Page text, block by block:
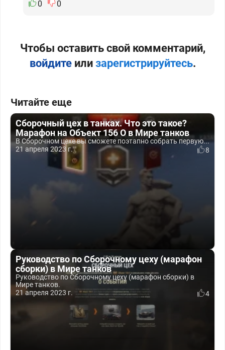
0 0
Чтобы оставить свой комментарий,
войдитеили зарегистрируйтесь.
Читайте еще
Сборочный цех в танках. Что это такое?
Марафон на Объект 156 О в Мире танков
В Сборочном цехе вы сможете поэтапно собрать первую...
21 апреля 2023 г.
8
Руководство по Сборочному цеху (марафон
сборки) в Мире танков
Руководство по Сборочному цеху (марафон сборки) в
Мире танков.
21 апреля 2023 г.
4